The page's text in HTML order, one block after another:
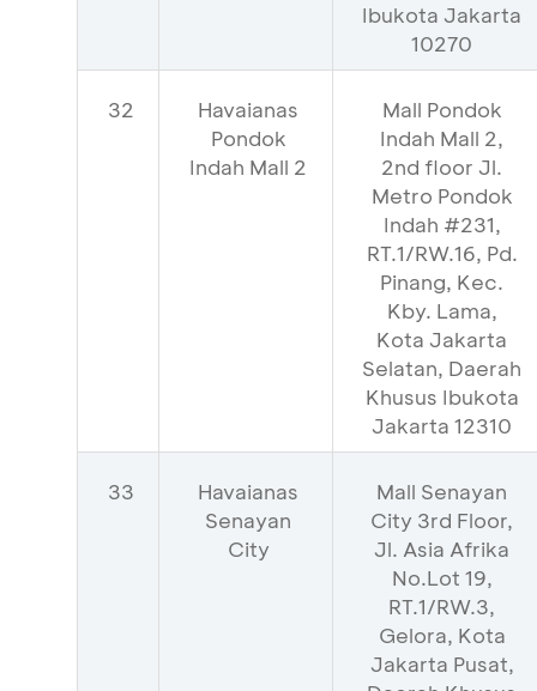
Ibukota Jakarta
10270
32
Havaianas
Pondok
Indah Mall 2
Mall Pondok
Indah Mall 2,
2nd floor Jl.
Metro Pondok
Indah #231,
RT.1/RW.16, Pd.
Pinang, Kec.
Kby. Lama,
Kota Jakarta
Selatan, Daerah
Khusus Ibukota
Jakarta 12310
33
Havaianas
Senayan
City
Mall Senayan
City 3rd Floor,
Jl. Asia Afrika
No.Lot 19,
RT.1/RW.3,
Gelora, Kota
Jakarta Pusat,